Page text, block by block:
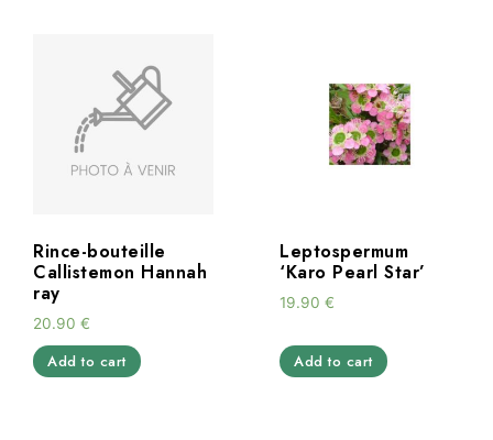
Rince-bouteille
Callistemon Hannah
ray
20.90 €
Add to cart
Leptospermum
‘Karo Pearl Star’
19.90 €
Add to cart